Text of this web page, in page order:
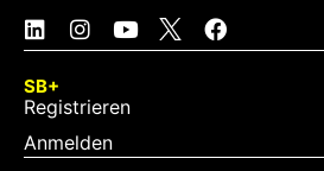
SB+
Registrieren
Anmelden